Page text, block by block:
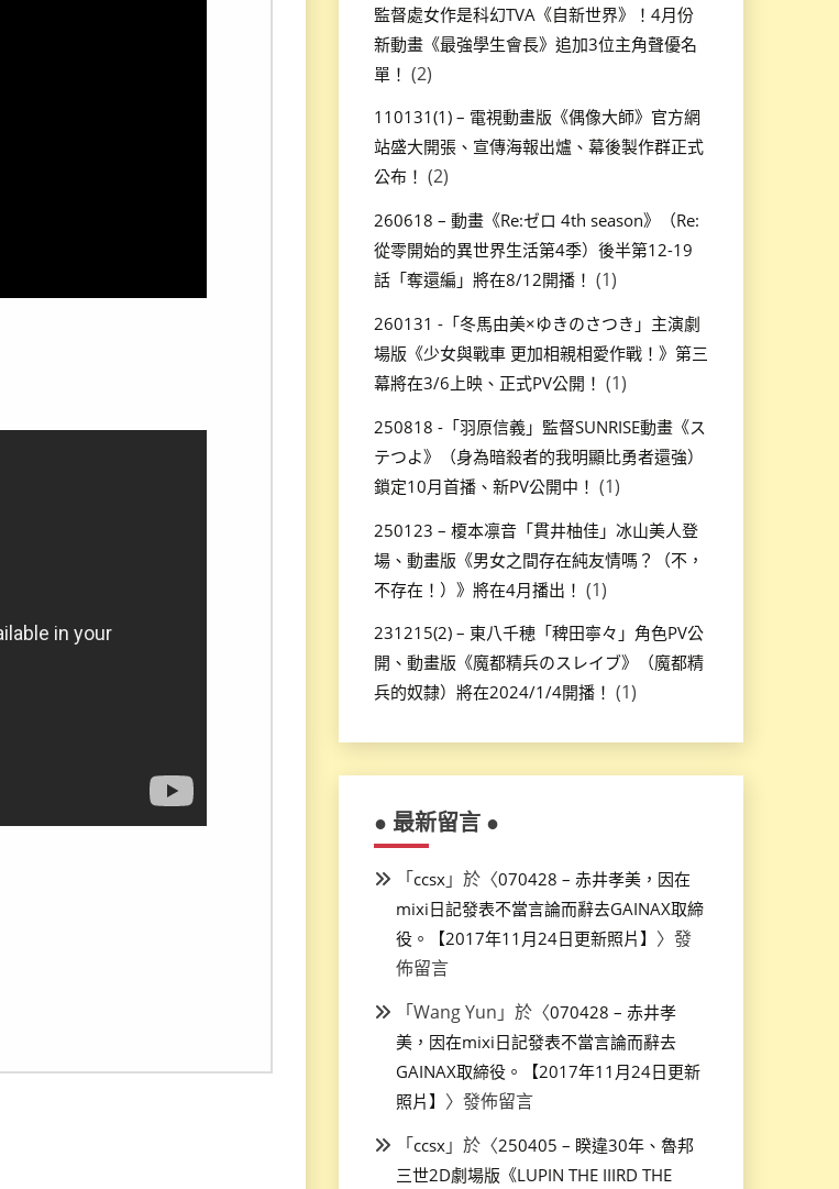
監督處女作是科幻TVA《自新世界》！4月份
新動畫《最強學生會長》追加3位主角聲優名
單！ (2)
110131(1) – 電視動畫版《偶像大師》官方網
站盛大開張、宣傳海報出爐、幕後製作群正式
公布！ (2)
260618 – 動畫《Re:ゼロ 4th season》（Re:
從零開始的異世界生活第4季）後半第12-19
話「奪還編」將在8/12開播！ (1)
260131 -「冬馬由美×ゆきのさつき」主演劇
場版《少女與戰車 更加相親相愛作戰！》第三
幕將在3/6上映、正式PV公開！ (1)
250818 -「羽原信義」監督SUNRISE動畫《ス
テつよ》（身為暗殺者的我明顯比勇者還強）
鎖定10月首播、新PV公開中！ (1)
250123 – 榎本凛音「貫井柚佳」冰山美人登
場、動畫版《男女之間存在純友情嗎？（不，
不存在！）》將在4月播出！ (1)
231215(2) – 東八千穂「稗田寧々」角色PV公
開、動畫版《魔都精兵のスレイブ》（魔都精
兵的奴隸）將在2024/1/4開播！ (1)
● 最新留言 ●
「ccsx」於〈070428 – 赤井孝美，因在
mixi日記發表不當言論而辭去GAINAX取締
役。【2017年11月24日更新照片】 〉發
佈留言
「Wang Yun 」於〈070428 – 赤井孝
美，因在mixi日記發表不當言論而辭去
GAINAX取締役。【2017年11月24日更新
照片】 〉發佈留言
「ccsx」於〈250405 – 睽違30年、魯邦
三世2D劇場版《LUPIN THE IIIRD THE